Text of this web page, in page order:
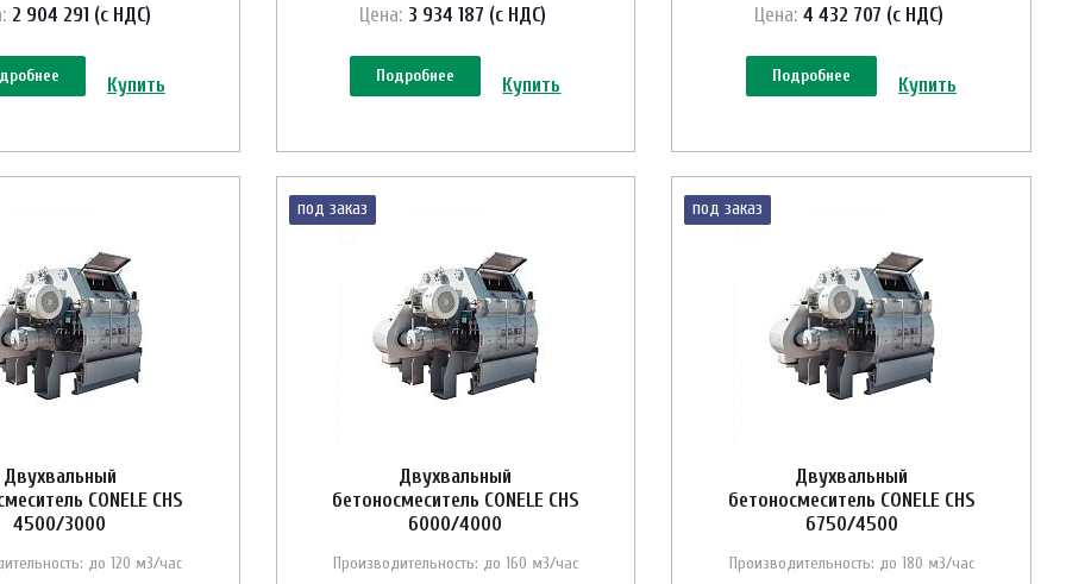
2 904 291 (с НДС)
Купить
Цена: 3 934 187 (с НДС)
Подробнее Купить
Цена: 4 432 707 (с НДС)
Подробнее Купить
Двухвальный
CONELE CHS
4500/3000
до 120 м3/час
под заказ
Двухвальный
бетоносмеситель CONELE CHS
6000/4000
Производительность: до 160 м3/час
под заказ
Двухвальный
бетоносмеситель CONELE CHS
6750/4500
Производительность: до 180 м3/час